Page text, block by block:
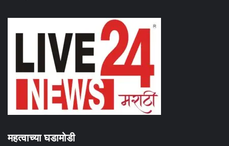
महत्वाच्या घडामोडी